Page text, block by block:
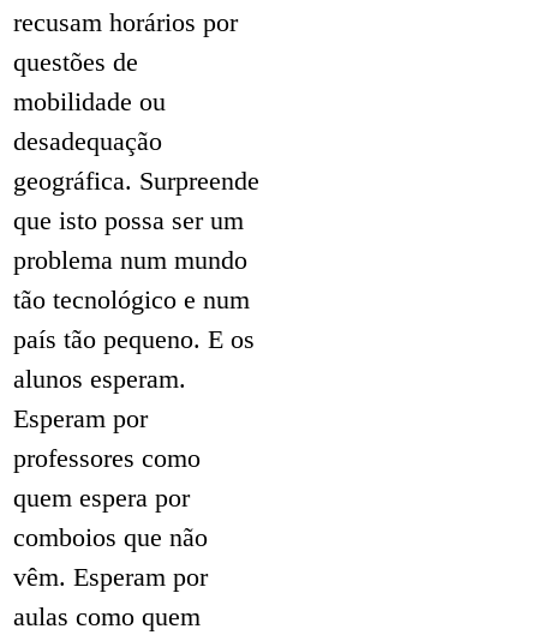
recusam horários por
questões de
mobilidade ou
desadequação
geográfica. Surpreende
que isto possa ser um
problema num mundo
tão tecnológico e num
país tão pequeno. E os
alunos esperam.
Esperam por
professores como
quem espera por
comboios que não
vêm. Esperam por
aulas como quem